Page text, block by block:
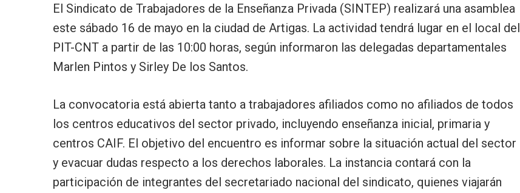
El Sindicato de Trabajadores de la Enseñanza Privada (SINTEP) realizará una asamblea
este sábado 16 de mayo en la ciudad de Artigas. La actividad tendrá lugar en el local del
PIT-CNT a partir de las 10:00 horas, según informaron las delegadas departamentales
Marlen Pintos y Sirley De los Santos.
La convocatoria está abierta tanto a trabajadores afiliados como no afiliados de todos
los centros educativos del sector privado, incluyendo enseñanza inicial, primaria y
centros CAIF. El objetivo del encuentro es informar sobre la situación actual del sector
y evacuar dudas respecto a los derechos laborales. La instancia contará con la
participación de integrantes del secretariado nacional del sindicato, quienes viajarán